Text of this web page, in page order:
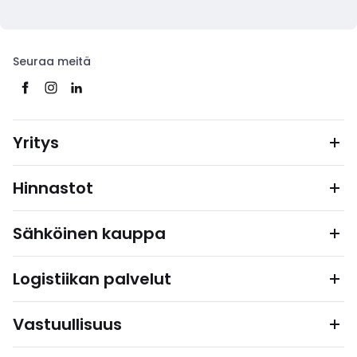
Seuraa meitä
Yritys
Hinnastot
Sähköinen kauppa
Logistiikan palvelut
Vastuullisuus